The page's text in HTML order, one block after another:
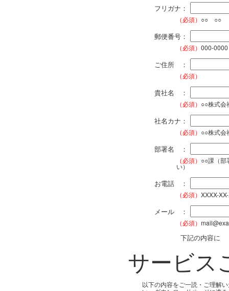
フリガナ：
（必須） ○○ ○○
郵便番号：
（必須） 000-0000
ご住所 ：
（必須）
貴社名 ：
（必須） ○○株式会
社名カナ：
（必須） ○○株式会
部署名 ：
（必須） ○○課（部
い）
お電話 ：
（必須） XXXX-
メール ：
（必須）
下記の内容に
サービス
以下の内容をご一読・ご理解